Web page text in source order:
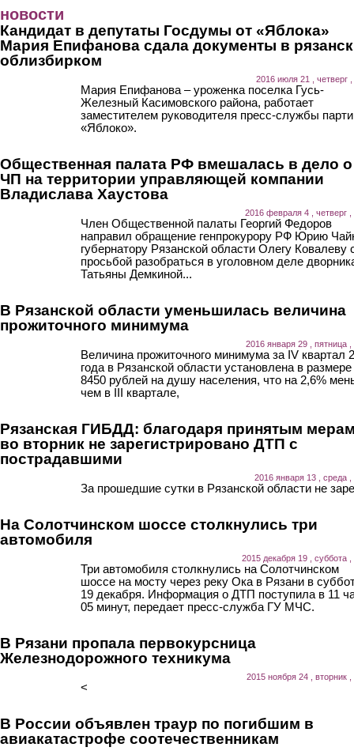
новости
Кандидат в депутаты Госдумы от «Яблока»
Мария Епифанова сдала документы в
облизбирком
2016 июля 21 , четверг ,
Мария Епифанова – уроженка поселка Гусь-
Железный Касимовского района, работает
заместителем руководителя пресс-службы
«Яблоко».
Общественная палата РФ вмешалась в дело о
ЧП на территории управляющей компании
Владислава Хаустова
2016 февраля 4 , четверг ,
Член Общественной палаты Георгий Федоров
направил обращение генпрокурору РФ Юрию
губернатору Рязанской области Олегу Ковалеву
просьбой разобраться в уголовном деле
Татьяны Демкиной...
В Рязанской области уменьшилась величина
прожиточного минимума
2016 января 29 , пятница ,
Величина прожиточного минимума за IV квартал
года в Рязанской области установлена в размере
8450 рублей на душу населения, что на 2,6%
чем в III квартале,
Рязанская ГИБДД: благодаря принятым
во вторник не зарегистрировано ДТП с
пострадавшими
2016 января 13 , среда ,
За прошедшие сутки в Рязанской области не
На Солотчинском шоссе столкнулись три
автомобиля
2015 декабря 19 , суббота ,
Три автомобиля столкнулись на Солотчинском
шоссе на мосту через реку Ока в Рязани в
19 декабря. Информация о ДТП поступила в 11
05 минут, передает пресс-служба ГУ МЧС.
В Рязани пропала первокурсница
Железнодорожного техникума
2015 ноября 24 , вторник ,
<
В России объявлен траур по погибшим в
авиакатастрофе соотечественникам